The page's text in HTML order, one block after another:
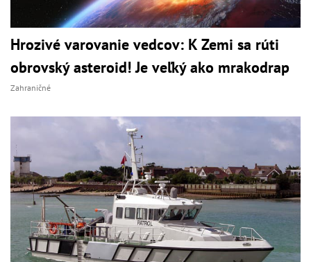
Hrozivé varovanie vedcov: K Zemi sa rúti
obrovský asteroid! Je veľký ako mrakodrap
Zahraničné